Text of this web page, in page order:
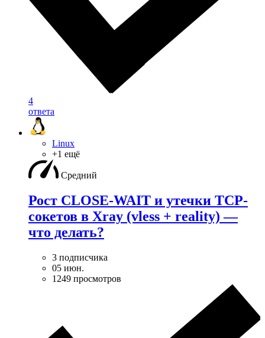
4
ответа
Linux
+1 ещё
Средний
Рост CLOSE-WAIT и утечки TCP-
сокетов в Xray (vless + reality) —
что делать?
3 подписчика
05 июн.
1249 просмотров